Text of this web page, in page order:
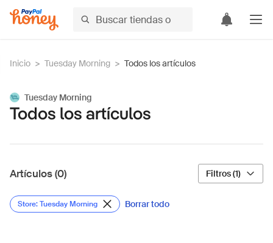
Inicio > Tuesday Morning > Todos los artículos
Tuesday Morning
Todos los artículos
Artículos (0) Filtros (1)
Store: Tuesday Morning Borrar todo